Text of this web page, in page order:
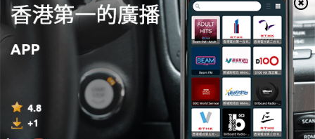
香港電台：古今風雲人物
TBSラジオ『ジェーン・スー
と堀井美香の「OVER THE